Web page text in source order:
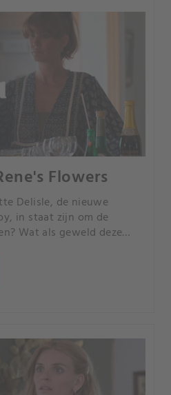
Flowers
Delisle, de nieuwe
in staat zijn om de
Wat als geweld deze